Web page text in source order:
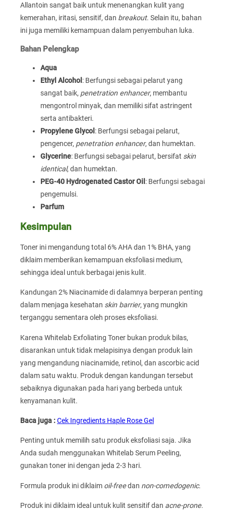
Allantoin sangat baik untuk menenangkan kulit yang
kemerahan, iritasi, sensitif, dan breakout. Selain itu, bahan
ini juga memiliki kemampuan dalam penyembuhan luka.
Bahan Pelengkap
Aqua
Ethyl Alcohol : Berfungsi sebagai pelarut yang
sangat baik, penetration enhancer, membantu
mengontrol minyak, dan memiliki sifat astringent
serta antibakteri.
Propylene Glycol : Berfungsi sebagai pelarut,
pengencer, penetration enhancer, dan humektan.
Glycerine: Berfungsi sebagai pelarut, bersifat skin
identical, dan humektan.
PEG-40 Hydrogenated Castor Oil : Berfungsi sebagai
pengemulsi.
Parfum
Kesimpulan
Toner ini mengandung total 6% AHA dan 1% BHA, yang
diklaim memberikan kemampuan eksfoliasi medium,
sehingga ideal untuk berbagai jenis kulit.
Kandungan 2% Niacinamide di dalamnya berperan penting
dalam menjaga kesehatan skin barrier, yang mungkin
terganggu sementara oleh proses eksfoliasi.
Karena Whitelab Exfoliating Toner bukan produk bilas,
disarankan untuk tidak melapisinya dengan produk lain
yang mengandung niacinamide, retinol, dan ascorbic acid
dalam satu waktu. Produk dengan kandungan tersebut
sebaiknya digunakan pada hari yang berbeda untuk
kenyamanan kulit.
Baca juga :Cek Ingredients Haple Rose Gel
Penting untuk memilih satu produk eksfoliasi saja. Jika
Anda sudah menggunakan Whitelab Serum Peeling,
gunakan toner ini dengan jeda 2-3 hari.
Formula produk ini diklaim oil-freedan non-comedogenic.
Produk ini diklaim ideal untuk kulit sensitif dan acne-prone.